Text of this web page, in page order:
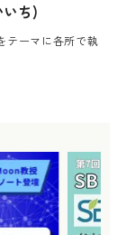
ち)
テーマに各所で執